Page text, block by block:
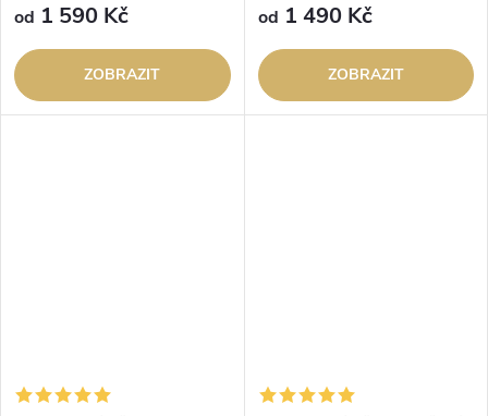
od 1 590 Kč
ZOBRAZIT
od 1 490 Kč
ZOBRAZIT